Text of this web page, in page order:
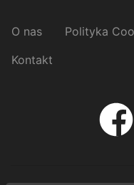
O nas Polityka
Kontakt